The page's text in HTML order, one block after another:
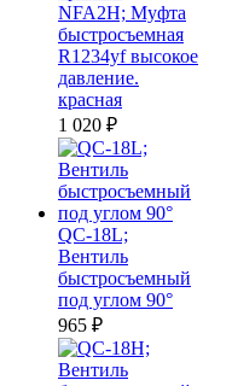
NFA2H; Муфта
быстросъемная
R1234yf высокое
давление.
красная
1 020 ₽
QC-18L;
Вентиль
быстросъемный
под углом 90°
965 ₽